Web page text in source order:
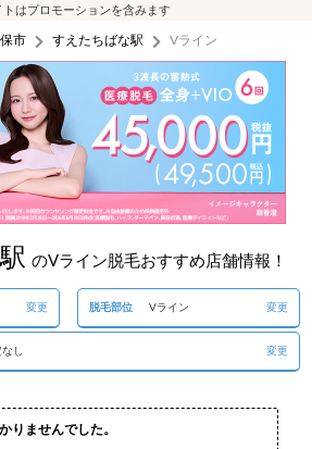
トはプロモーションを含みます
市 すえたちばな駅 Vライン
のVライン脱毛おすすめ店舗情報！
変更 脱毛部位 Vライン 変更
なし 変更
りませんでした。